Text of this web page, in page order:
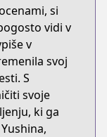
si
vidi v
v
svoj
S
svoje
ki ga